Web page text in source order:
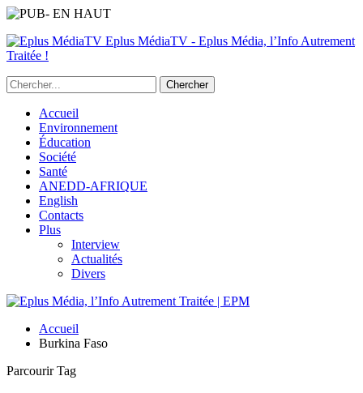
Eplus MédiaTV - Eplus Média, l’Info Autrement
Traitée !
Accueil
Environnement
Éducation
Société
Santé
ANEDD-AFRIQUE
English
Contacts
Plus
Interview
Actualités
Divers
Accueil
Burkina Faso
Parcourir Tag